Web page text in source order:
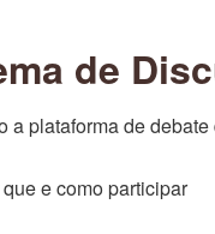
de
a plataforma de
e como participar